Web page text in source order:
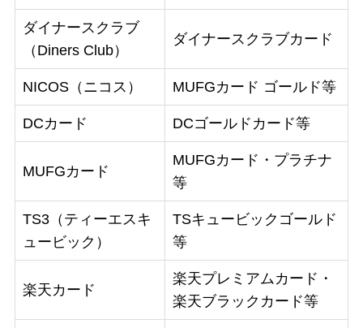
ダイナースクラブ
（Diners Club）
ダイナースクラブカード
NICOS（ニコス） MUFGカード ゴールド等
DCカード DCゴールドカード等
MUFGカード
MUFGカード・プラチナ
等
TS3（ティーエスキ
ュービック）
TSキュービックゴールド
等
楽天カード
楽天プレミアムカード・
楽天ブラックカード等